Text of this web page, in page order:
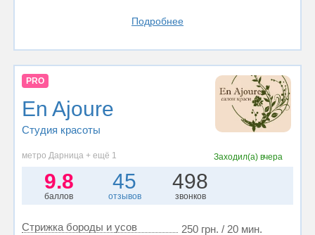
Подробнее
PRO
En Ajoure
Студия красоты
метро Дарница + ещё 1 Заходил(а) вчера
9.8
баллов
45
отзывов
498
звонков
Стрижка бороды и усов 250 грн. / 20 мин.